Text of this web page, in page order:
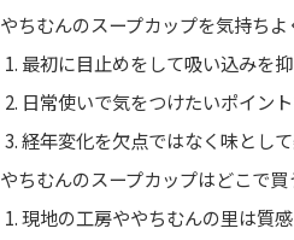
やちむんのスープカップを気持ち
最初に目止めをして吸い込みを
日常使いで気をつけたいポイン
経年変化を欠点ではなく味とし
やちむんのスープカップはどこで
現地の工房ややちむんの里は質